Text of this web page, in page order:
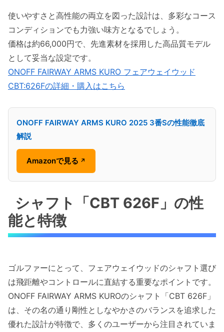
使いやすさと高性能の両立を図った設計は、多彩なコース
コンディションでも力強い味方となるでしょう。
価格は約66,000円で、先進素材を採用した高品質モデル
として妥当な設定です。
ONOFF FAIRWAY ARMS KURO フェアウェイウッド
CBT:626Fの詳細・購入はこちら
ONOFF FAIRWAY ARMS KURO 2025 3番Sの性能徹底
解説
Amazonで見る ↗
シャフト「CBT 626F」の性
能と特徴
ゴルファーにとって、フェアウェイウッドのシャフト選び
は飛距離やコントロールに直結する重要なポイントです。
ONOFF FAIRWAY ARMS KUROのシャフト「CBT 626F」
は、その名の通り剛性としなやかさのバランスを追求した
優れた設計が特徴で、多くのユーザーから注目されていま